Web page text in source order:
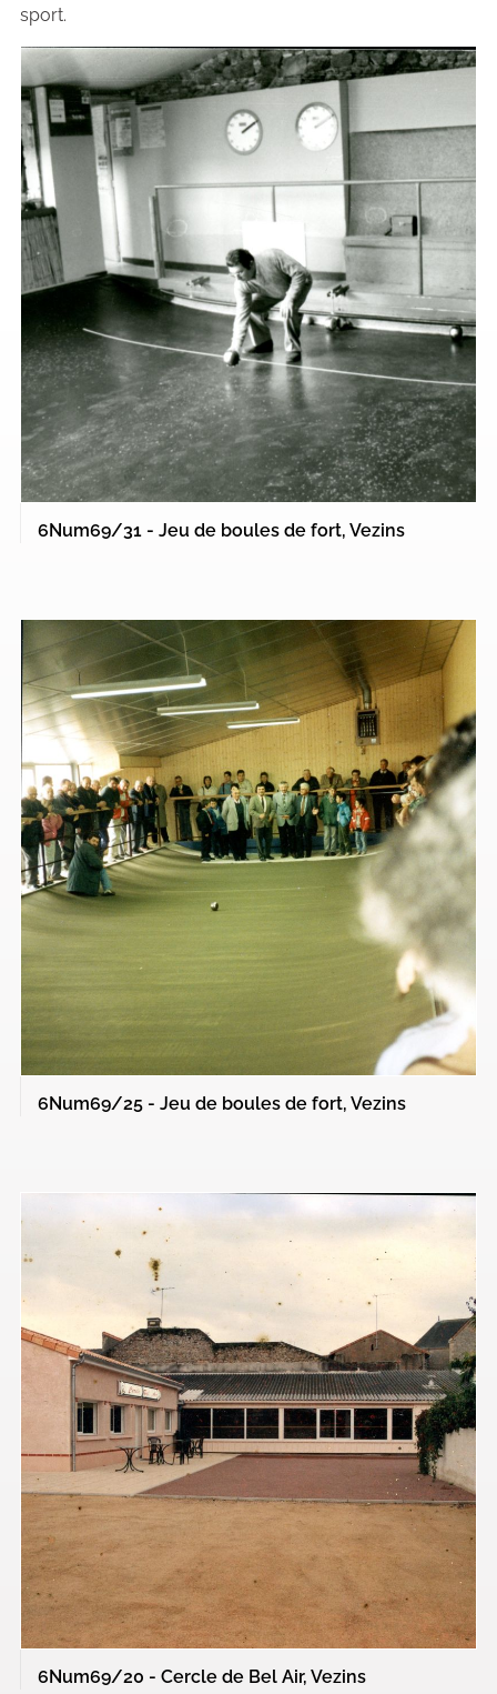
sport.
6Num69/31 - Jeu de boules de fort, Vezins
6Num69/25 - Jeu de boules de fort, Vezins
6Num69/20 - Cercle de Bel Air, Vezins